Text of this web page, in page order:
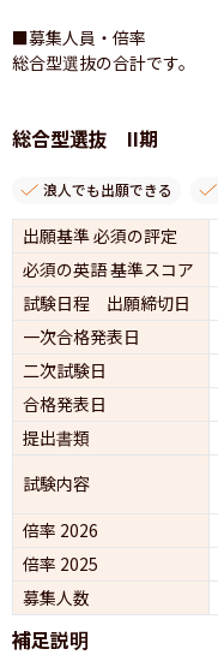
■募集人員・倍率
総合型選抜の合計です。
総合型選抜 II期
浪人でも出願できる
出願基準 必須の評定
必須の英語 基準スコア
試験日程 出願締切日
一次合格発表日
二次試験日
合格発表日
提出書類
試験内容
倍率 2026
倍率 2025
募集人数
補足説明